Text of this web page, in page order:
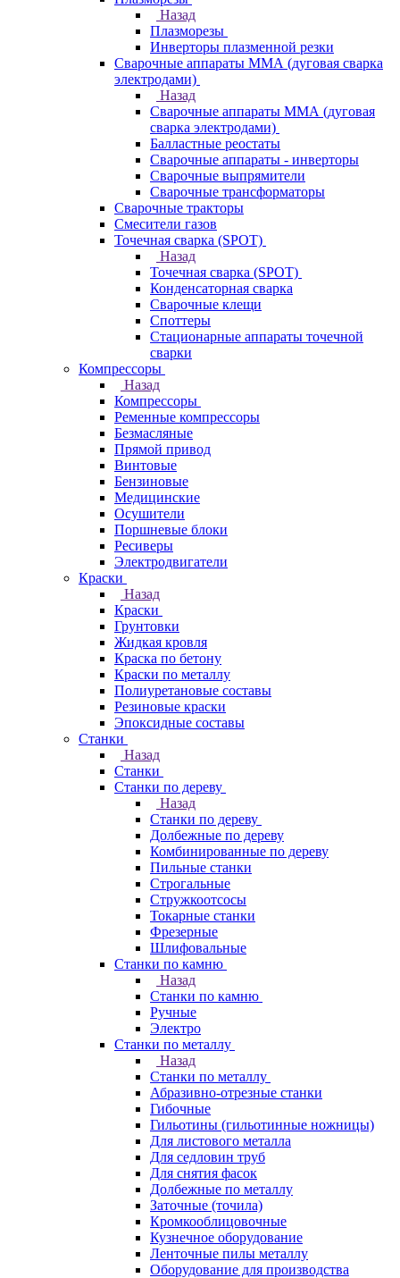
Назад
Плазморезы
Инверторы плазменной резки
Сварочные аппараты ММА (дуговая сварка
электродами)
Назад
Сварочные аппараты ММА (дуговая
сварка электродами)
Балластные реостаты
Сварочные аппараты - инверторы
Сварочные выпрямители
Сварочные трансформаторы
Сварочные тракторы
Смесители газов
Точечная сварка (SPOT)
Назад
Точечная сварка (SPOT)
Конденсаторная сварка
Сварочные клещи
Споттеры
Стационарные аппараты точечной
сварки
Компрессоры
Назад
Компрессоры
Ременные компрессоры
Безмасляные
Прямой привод
Винтовые
Бензиновые
Медицинские
Осушители
Поршневые блоки
Ресиверы
Электродвигатели
Краски
Назад
Краски
Грунтовки
Жидкая кровля
Краска по бетону
Краски по металлу
Полиуретановые составы
Резиновые краски
Эпоксидные составы
Станки
Назад
Станки
Станки по дереву
Назад
Станки по дереву
Долбежные по дереву
Комбинированные по дереву
Пильные станки
Строгальные
Стружкоотсосы
Токарные станки
Фрезерные
Шлифовальные
Станки по камню
Назад
Станки по камню
Ручные
Электро
Станки по металлу
Назад
Станки по металлу
Абразивно-отрезные станки
Гибочные
Гильотины (гильотинные ножницы)
Для листового металла
Для седловин труб
Для снятия фасок
Долбежные по металлу
Заточные (точила)
Кромкооблицовочные
Кузнечное оборудование
Ленточные пилы металлу
Оборудование для производства